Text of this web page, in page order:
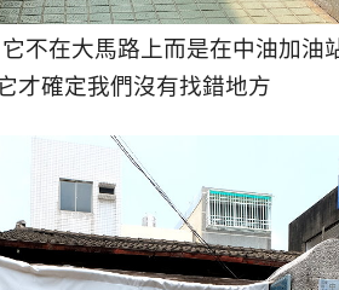
不在大馬路上而是在中油加油
才確定我們沒有找錯地方